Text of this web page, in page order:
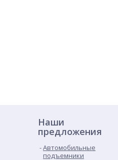
Наши
предложения
Автомобильные
подъемники